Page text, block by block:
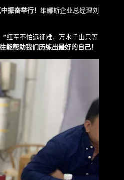
振奋举行！ 维娜斯企业总经理刘
”红军不怕远征难，万水千山只等
能帮助我们历练出最好的自己！